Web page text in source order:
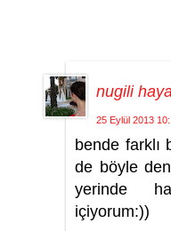
nugili
25 Eylül 2013
bende farklı
de böyle
yerinde
içiyorum:))